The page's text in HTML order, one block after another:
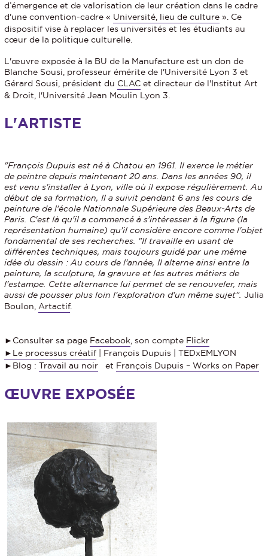
d’émergence et de valorisation de leur création dans le cadre
d'une convention-cadre « Université, lieu de culture ». Ce
dispositif vise à replacer les universités et les étudiants au
cœur de la politique culturelle.
L'œuvre exposée à la BU de la Manufacture est un don de
Blanche Sousi, professeur émérite de l'Université Lyon 3 et
Gérard Sousi, président du CLAC et directeur de l'Institut Art
& Droit, l'Université Jean Moulin Lyon 3.
L'ARTISTE
"François Dupuis est né à Chatou en 1961. Il exerce le métier
de peintre depuis maintenant 20 ans. Dans les années 90, il
est venu s'installer à Lyon, ville où il expose régulièrement. Au
début de sa formation, Il a suivit pendant 6 ans les cours de
peinture de l'école Nationnale Supérieure des Beaux-Arts de
Paris. C'est là qu'il a commencé à s'intéresser à la figure (la
représentation humaine) qu'il considère encore comme l'objet
fondamental de ses recherches. "Il travaille en usant de
différentes techniques, mais toujours guidé par une même
idée du dessin : Au cours de l'année, Il alterne ainsi entre la
peinture, la sculpture, la gravure et les autres métiers de
l'estampe. Cette alternance lui permet de se renouveler, mais
aussi de pousser plus loin l'exploration d'un même sujet". Julia
Boulon, Artactif.
►Consulter sa page Facebook , son compte Flickr
► Le processus créatif
| François Dupuis | TEDxEMLYON
►Blog : Travail au noir et François Dupuis – Works on Paper
ŒUVRE EXPOSÉE